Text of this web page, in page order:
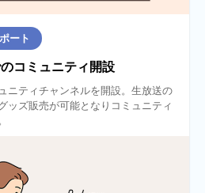
ート
コミュニティ開設
ニティチャンネルを開設。生放送の
ッズ販売が可能となりコミュニティ